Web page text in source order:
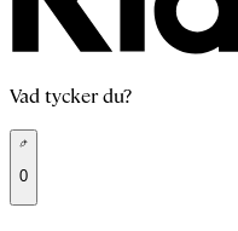
Vad tycker du?
0